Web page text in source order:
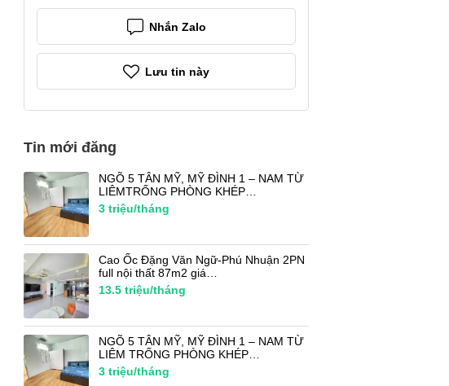
Nhắn Zalo
Lưu tin này
Tin mới đăng
NGÕ 5 TÂN MỸ, MỸ ĐÌNH 1 – NAM TỪ
LIÊMTRỐNG PHÒNG KHÉP…
3 triệu/tháng
Cao Ốc Đặng Văn Ngữ-Phú Nhuận 2PN
full nội thất 87m2 giá…
13.5 triệu/tháng
NGÕ 5 TÂN MỸ, MỸ ĐÌNH 1 – NAM TỪ
LIÊM TRỐNG PHÒNG KHÉP…
3 triệu/tháng